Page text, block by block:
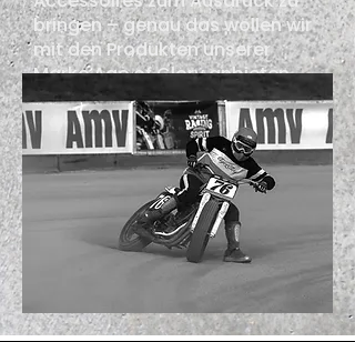
bringen – genau das wollen wir
mit den Produkten unserer
Marke Age of Glory anbieten.